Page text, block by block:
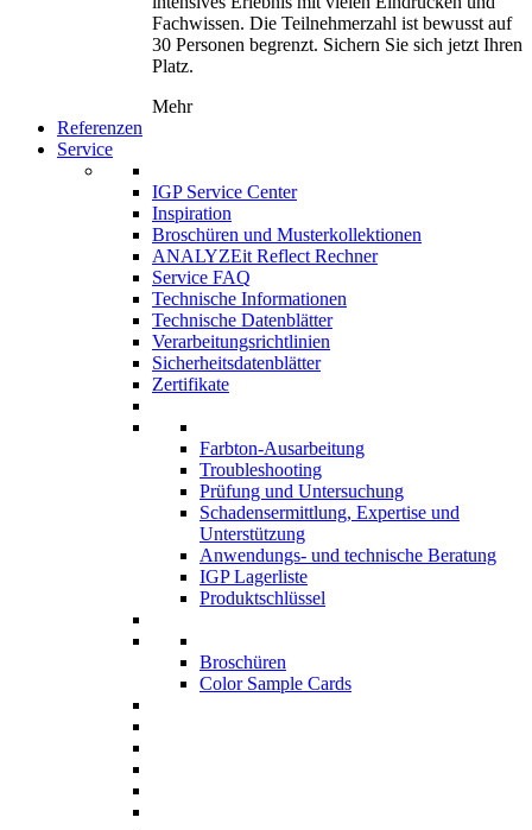
Fachwissen. Die Teilnehmerzahl ist bewusst auf
30 Personen begrenzt. Sichern Sie sich jetzt Ihren
Platz.
Mehr
Referenzen
Service
IGP Service Center
Inspiration
Broschüren und Musterkollektionen
ANALYZEit Reflect Rechner
Service FAQ
Technische Informationen
Technische Datenblätter
Verarbeitungsrichtlinien
Sicherheitsdatenblätter
Zertifikate
Farbton-Ausarbeitung
Troubleshooting
Prüfung und Untersuchung
Schadensermittlung, Expertise und
Unterstützung
Anwendungs- und technische Beratung
IGP Lagerliste
Produktschlüssel
Broschüren
Color Sample Cards